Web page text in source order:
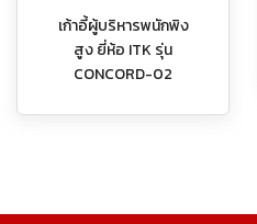
เก้าอี้ผู้บริหารพนักพิง
สูง ยี่ห้อ ITK รุ่น
CONCORD-02